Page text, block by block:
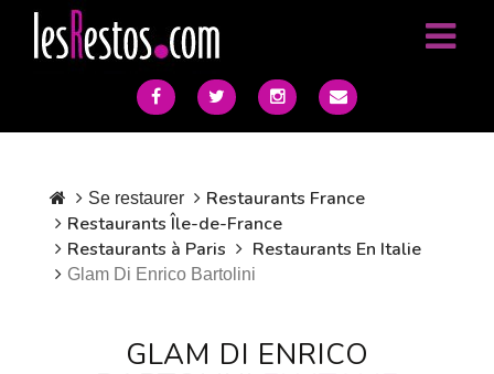
Se restaurer
Restaurants France
Restaurants Île-de-France
Restaurants à Paris
Restaurants En Italie
Glam Di Enrico Bartolini
GLAM DI ENRICO